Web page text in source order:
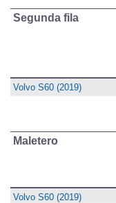
Segunda fila
Volvo S60 (2019)
Maletero
Volvo S60 (2019)